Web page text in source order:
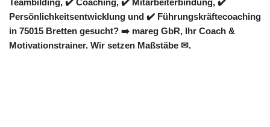
Persönlichkeitsentwicklung und ✔️ Führungskräftecoaching
in 75015 Bretten gesucht? ➡️ mareg GbR, Ihr Coach &
Motivationstrainer. Wir setzen Maßstäbe ✉.